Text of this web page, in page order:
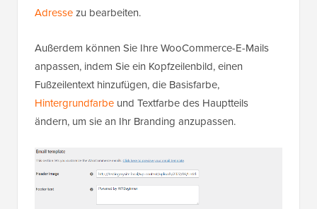
Adressezu bearbeiten.
Außerdem können Sie Ihre WooCommerce-E-Mails
anpassen, indem Sie ein Kopfzeilenbild, einen
Fußzeilentext hinzufügen, die Basisfarbe,
Hintergrundfarbe und Textfarbe des Hauptteils
ändern, um sie an Ihr Branding anzupassen.